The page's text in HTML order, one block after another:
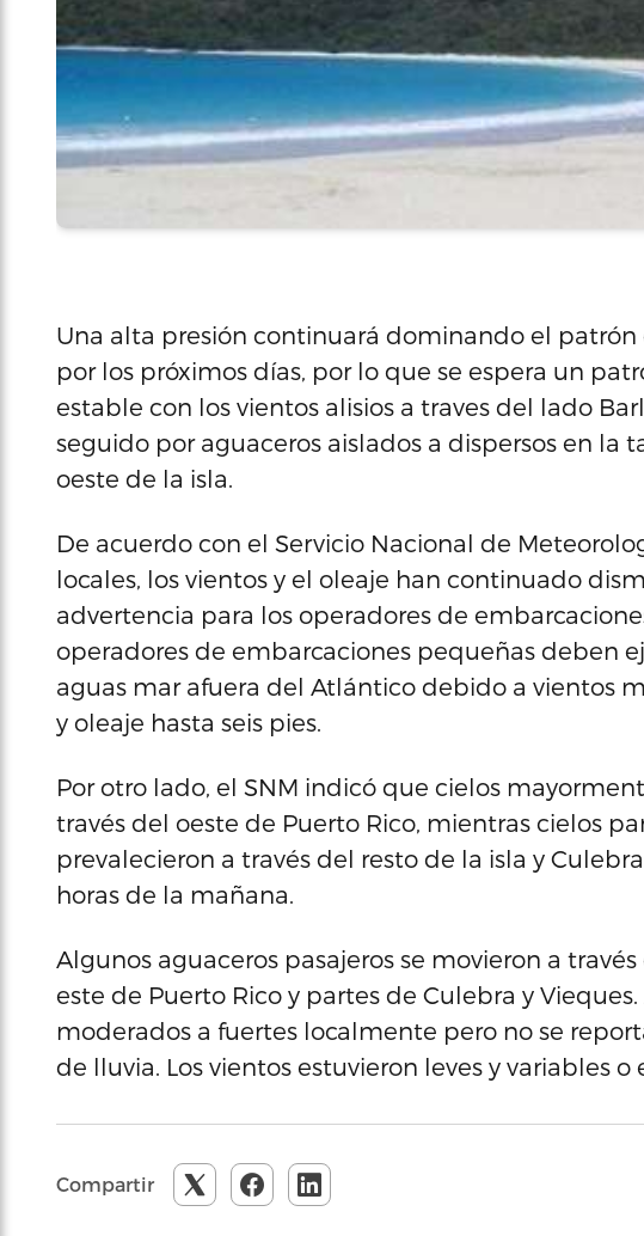
Una alta presión continuará dominando el
por los próximos días, por lo que se espera un
estable con los vientos alisios a traves del lado
seguido por aguaceros aislados a dispersos en la
oeste de la isla.
De acuerdo con el Servicio Nacional de
locales, los vientos y el oleaje han continuado
advertencia para los operadores de
operadores de embarcaciones pequeñas deben
aguas mar afuera del Atlántico debido a vientos
y oleaje hasta seis pies.
Por otro lado, el SNM indicó que cielos
través del oeste de Puerto Rico, mientras cielos
prevalecieron a través del resto de la isla y
horas de la mañana.
Algunos aguaceros pasajeros se movieron a
este de Puerto Rico y partes de Culebra y
moderados a fuertes localmente pero no se
de lluvia. Los vientos estuvieron leves y variables o
Compartir